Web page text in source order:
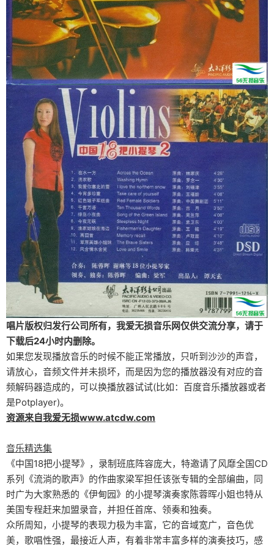
唱片版权归发行公司所有，我爱无损音乐网仅供交流分享，请于
下载后24小时内删除。
如果您发现播放音乐的时候不能正常播放，只听到沙沙的声音，
请放心，音频文件并未损坏，而是因为您的播放器没有对应的音
频解码器造成的，可以换播放器试试(比如：百度音乐播放器或者
是Potplayer)。
资源来自我爱无损www.atcdw.com
音乐精选集
《中国18把小提琴》，录制班底阵容庞大，特邀请了风靡全国CD
系列《流淌的歌声》的作曲家梁军担任该张专辑的全部编曲，同
时广为大家熟悉的《伊甸园》的小提琴演奏家陈蓉晖小姐也特从
美国专程赶来加盟录音，并担任首席、领奏和独奏。
众所周知，小提琴的表现力极为丰富，它的音域宽广，音色优
美，歌唱性强，最接近人声，有着非常丰富多样的演奏技巧，感